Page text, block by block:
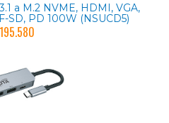
a M.2 NVME, HDMI, VGA,
SD, PD 100W (NSUCD5)